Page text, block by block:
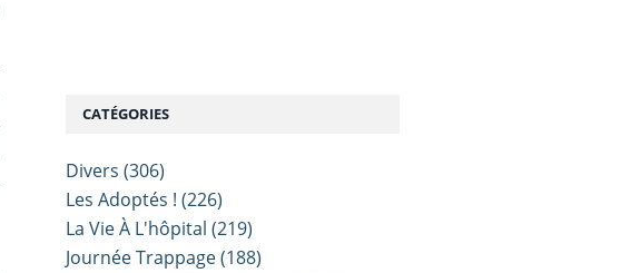
CATÉGORIES
Divers (306)
Les Adoptés ! (226)
La Vie À L'hôpital (219)
Journée Trappage(188)